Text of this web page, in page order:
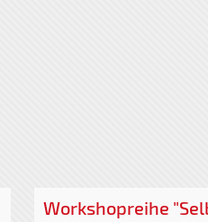
Workshopreihe